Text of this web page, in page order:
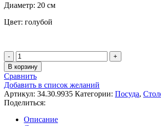
Диаметр: 20 см
Цвет: голубой
Количество
товара
Тарелка
керамическая
Bulle,
диам.:
20
см.
В корзину
Сравнить
Добавить в список желаний
Артикул: 34.30.9935 Категории: Посуда,
Поделиться:
Описание